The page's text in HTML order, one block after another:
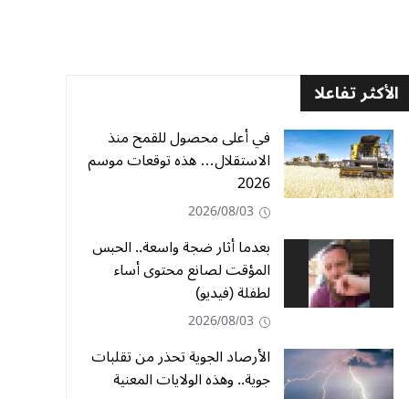
الأكثر تفاعلا
في أعلى محصول للقمح منذ
الاستقلال… هذه توقعات موسم
2026
2026/08/03
بعدما أثار ضجة واسعة.. الحبس
المؤقت لصانع محتوى أساء
لطفلة (فيديو)
2026/08/03
الأرصاد الجوية تحذر من تقلبات
جوية.. وهذه الولايات المعنية